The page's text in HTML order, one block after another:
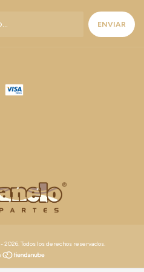
Todos los derechos reservados.